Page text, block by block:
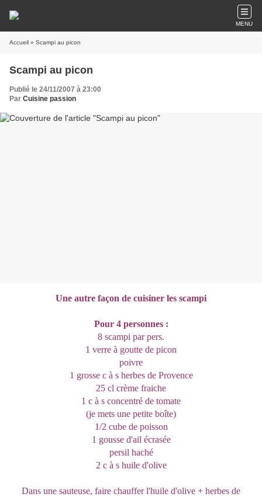
MENU
Accueil » Scampi au picon
Scampi au picon
Publié le 24/11/2007 à 23:00
Par Cuisine passion
Une autre façon de cuisiner les scampi
Pour 4 personnes :
8 scampi par pers.
1 verre à goutte de picon
poivre
1 grosse c à s herbes de Provence
25 cl crème fraiche
1 c à s concentré de tomate
(je mets une petite boîte)
1/2 cube de poisson
1 gousse d'ail écrasée
persil haché
2 c à s huile d'olive
Dans une sauteuse, faire chauffer l'huile d'olive + herbes de